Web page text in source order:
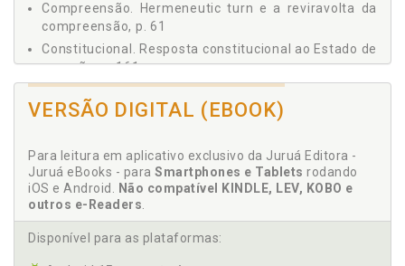
2.1.2 Uma síntese provisória: análise crítica da teoria
neoproporcional, p. 193
3 Hermenêutica e Integridade do Direito na Aplicação da
Compreensão. Hermeneutic turn e a reviravolta da
compreensão, p. 61
Constitucional. Resposta constitucional ao Estado de
exceção, p. 161
Constitucionalismo contemporâneo, judicialização
da política e ativismo judicial, p. 103
constitucionalismo contem-porâneo e Constituição,
p. 103
Constituição e desconstitucionalização fática, p. 111
Constituição. Neoconstitucionalismo,
constitucionalismo contemporâneo e Constituição,
p. 103
VERSÃO DIGITAL (EBOOK)
Para leitura em aplicativo exclusivo da Juruá Editora -
Juruá eBooks - para Smartphones e Tablets rodando
iOS e Android. Não compatível KINDLE, LEV, KOBO e
outros e-Readers.
Disponível para as plataformas: